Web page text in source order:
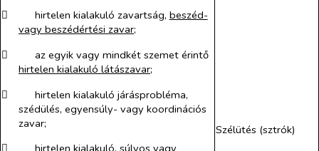
​
hirtelen kialakuló zavartság, beszéd-
vagy beszédértési zavar;
​
az egyik vagy mindkét szemet érintő
hirtelen kialakuló látászavar;
​
hirtelen kialakuló járásprobléma,
szédülés, egyensúly- vagy koordinációs
zavar;
Szélütés (sztrók)